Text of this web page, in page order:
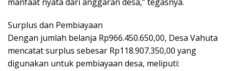
Surplus dan Pembiayaan
Dengan jumlah belanja Rp966.450.650,00, Desa Vahuta
mencatat surplus sebesar Rp118.907.350,00 yang
digunakan untuk pembiayaan desa, meliputi: